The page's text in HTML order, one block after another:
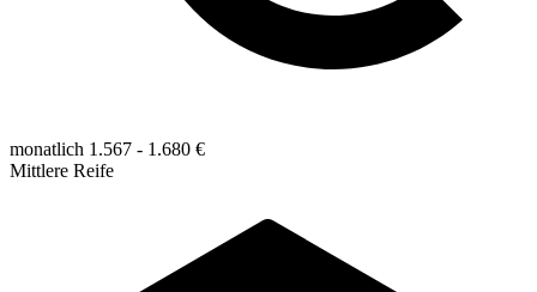
monatlich 1.567 - 1.680 €
Mittlere Reife